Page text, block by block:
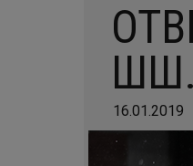
ШШ.
16.01.2019